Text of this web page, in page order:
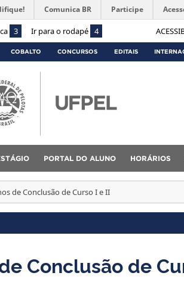
3 Ir para o rodapé 4
Comunica BR Participe
COBALTO CONCURSOS EDITAIS
PORTAL DO ALUNO HORÁRIOS
de Conclusão de Curso I e II
Conclusão de